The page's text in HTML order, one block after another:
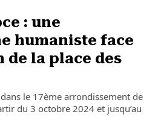
: une
humaniste face
de la place des
dans le 17ème arrondissement de
du 3 octobre 2024 et jusqu’au